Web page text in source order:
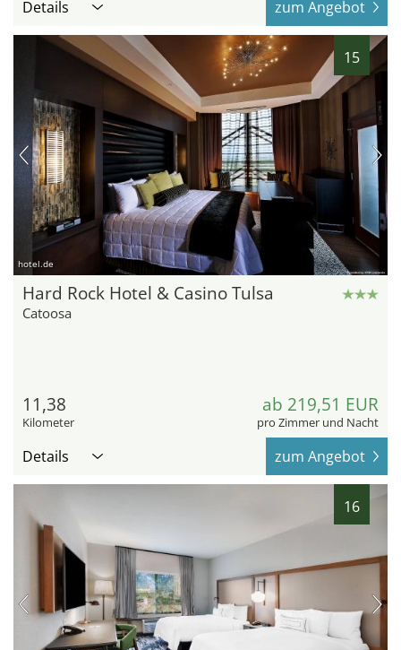
Details zum Angebot
15
hotel.de
Hard Rock Hotel & Casino Tulsa
Catoosa
11,38
Kilometer
ab 219,51 EUR
pro Zimmer und Nacht
Details zum Angebot
16